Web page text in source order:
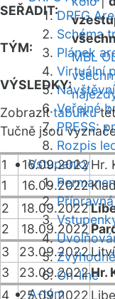
DRFG
Schéma
Plánek
Virtuální
Veřejné
PRESS:
Rozpis
Vstupenky
On-line
A-tým
SEŘADIT:
TÝM:
MBL
VÝSLEDKY:
Zobrazittabulku
Tučně jsou
1 16.09.2022Hr.
1
16.09.2022
2
18.09.2022
2
18.09.2022
3
23.09.2022
3
23.09.2022Hr.
4
25.09.2022